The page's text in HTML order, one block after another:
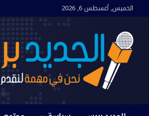
الخميس, أغسطس 6, 2026
الجديد بريس